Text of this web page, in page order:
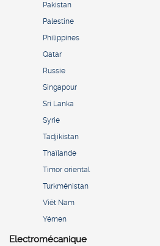
Pakistan
Palestine
Philippines
Qatar
Russie
Singapour
Sri Lanka
Syrie
Tadjikistan
Thaïlande
Timor oriental
Turkménistan
Viêt Nam
Yémen
Electromécanique